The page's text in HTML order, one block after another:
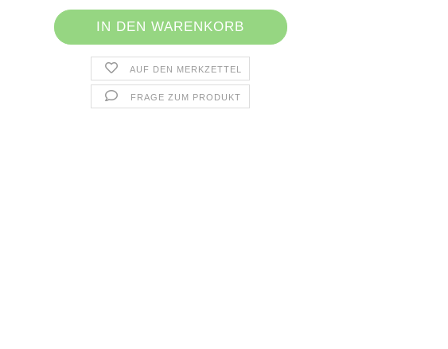
AUF DEN MERKZETTEL
FRAGE ZUM PRODUKT